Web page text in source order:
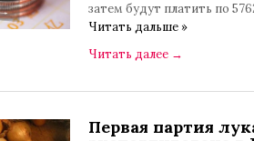
затем будут платить по
Читать дальше »
Читать далее →
Первая партия